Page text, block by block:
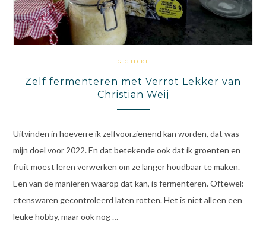
GECHECKT
Zelf fermenteren met Verrot Lekker van
Christian Weij
Uitvinden in hoeverre ik zelfvoorzienend kan worden, dat was
mijn doel voor 2022. En dat betekende ook dat ik groenten en
fruit moest leren verwerken om ze langer houdbaar te maken.
Een van de manieren waarop dat kan, is fermenteren. Oftewel:
etenswaren gecontroleerd laten rotten. Het is niet alleen een
leuke hobby, maar ook nog …